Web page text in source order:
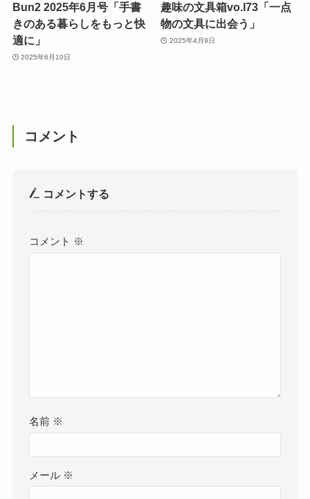
Bun2 2025年6月号「手書
きのある暮らしをもっと快
適に」
2025年6月10日
趣味の文具箱vo.l73「一点
物の文具に出会う」
2025年4月9日
コメント
コメントする
コメント ※
名前 ※
メール ※